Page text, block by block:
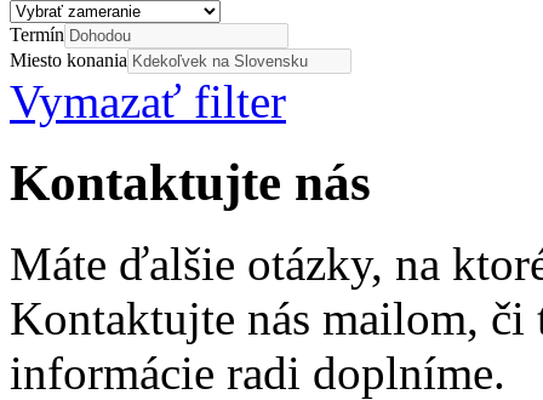
Termín
Miesto konania
Vymazať filter
Kontaktujte nás
Máte ďalšie otázky, na
Kontaktujte nás mailom, či
informácie radi doplníme.